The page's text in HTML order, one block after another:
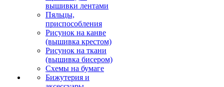
вышивки лентами
Пяльцы,
приспособления
Рисунок на канве
(вышивка крестом)
Рисунок на ткани
(вышивка бисером)
Схемы на бумаге
Бижутерия и